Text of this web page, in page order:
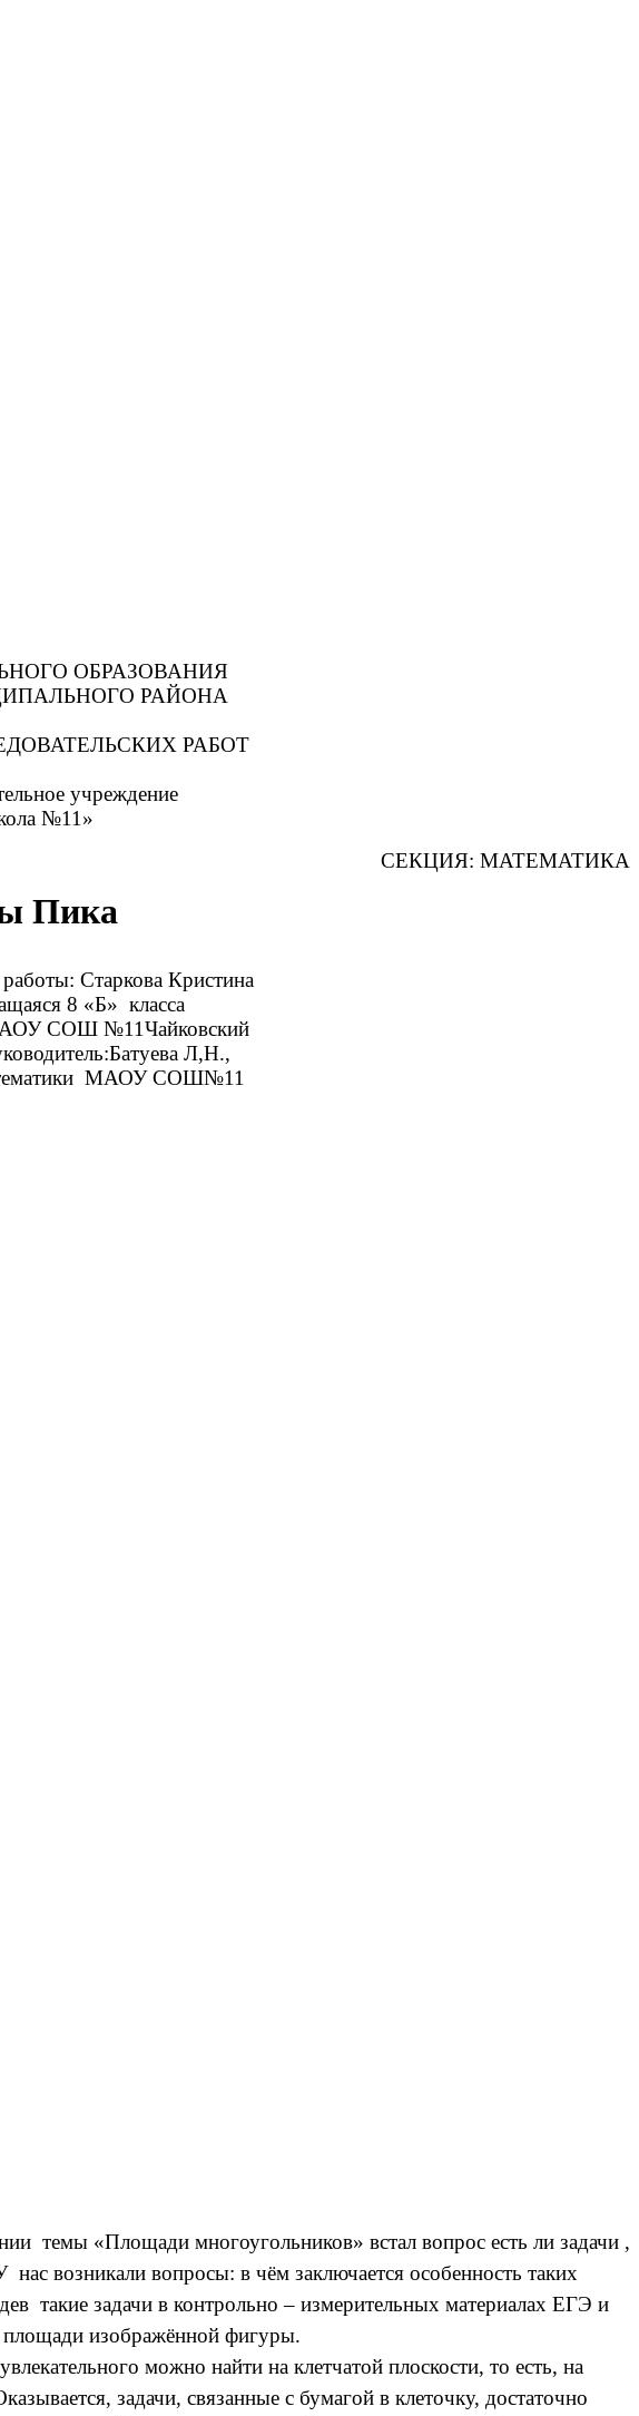
ОБРАЗОВАНИЯ
РАЙОНА
РАБОТ
учреждение
№11»
СЕКЦИЯ: МАТЕМАТИКА
Пика
Кристина
Л,Н.,
СОШ№11
темы «Площади многоугольников» встал вопрос есть ли задачи ,
возникали вопросы: в чём заключается особенность таких
такие задачи в контрольно – измерительных материалах ЕГЭ и
площади изображённой фигуры.
можно найти на клетчатой плоскости, то есть, на
задачи, связанные с бумагой в клеточку, достаточно